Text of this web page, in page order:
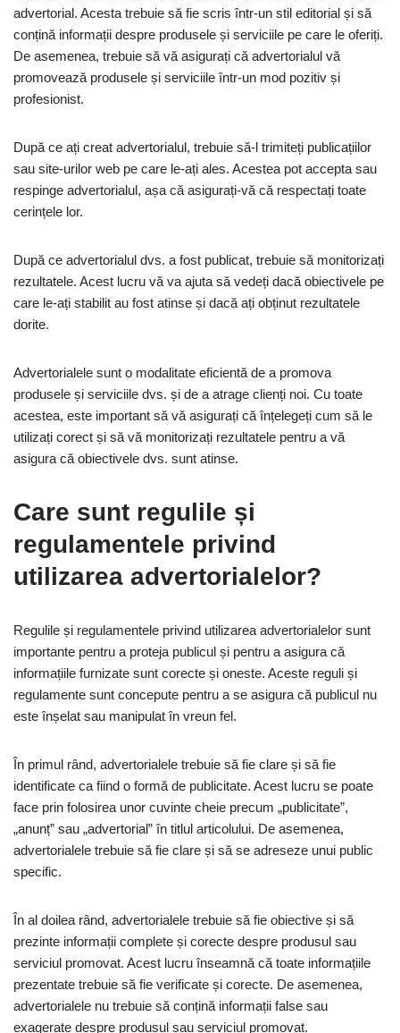
advertorial. Acesta trebuie să fie scris într-un stil editorial și să
conțină informații despre produsele și serviciile pe care le oferiți.
De asemenea, trebuie să vă asigurați că advertorialul vă
promovează produsele și serviciile într-un mod pozitiv și
profesionist.
După ce ați creat advertorialul, trebuie să-l trimiteți publicațiilor
sau site-urilor web pe care le-ați ales. Acestea pot accepta sau
respinge advertorialul, așa că asigurați-vă că respectați toate
cerințele lor.
După ce advertorialul dvs. a fost publicat, trebuie să monitorizați
rezultatele. Acest lucru vă va ajuta să vedeți dacă obiectivele pe
care le-ați stabilit au fost atinse și dacă ați obținut rezultatele
dorite.
Advertorialele sunt o modalitate eficientă de a promova
produsele și serviciile dvs. și de a atrage clienți noi. Cu toate
acestea, este important să vă asigurați că înțelegeți cum să le
utilizați corect și să vă monitorizați rezultatele pentru a vă
asigura că obiectivele dvs. sunt atinse.
Care sunt regulile și
regulamentele privind
utilizarea advertorialelor?
Regulile și regulamentele privind utilizarea advertorialelor sunt
importante pentru a proteja publicul și pentru a asigura că
informațiile furnizate sunt corecte și oneste. Aceste reguli și
regulamente sunt concepute pentru a se asigura că publicul nu
este înșelat sau manipulat în vreun fel.
În primul rând, advertorialele trebuie să fie clare și să fie
identificate ca fiind o formă de publicitate. Acest lucru se poate
face prin folosirea unor cuvinte cheie precum „publicitate”,
„anunț” sau „advertorial” în titlul articolului. De asemenea,
advertorialele trebuie să fie clare și să se adreseze unui public
specific.
În al doilea rând, advertorialele trebuie să fie obiective și să
prezinte informații complete și corecte despre produsul sau
serviciul promovat. Acest lucru înseamnă că toate informațiile
prezentate trebuie să fie verificate și corecte. De asemenea,
advertorialele nu trebuie să conțină informații false sau
exagerate despre produsul sau serviciul promovat.